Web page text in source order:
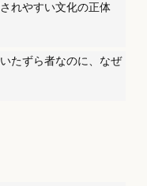
れやすい文化の正体
たずら者なのに、なぜ